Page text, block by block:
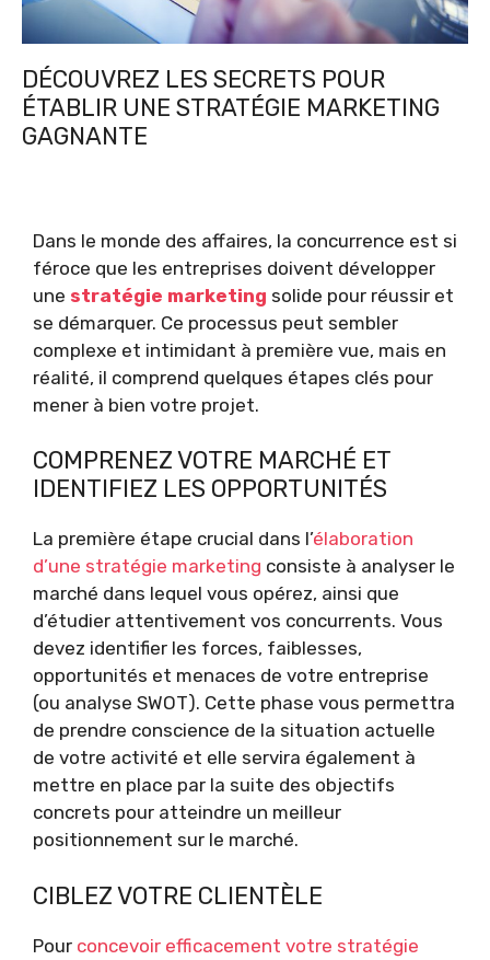
DÉCOUVREZ LES SECRETS POUR
ÉTABLIR UNE STRATÉGIE MARKETING
GAGNANTE
Dans le monde des affaires, la concurrence est si
féroce que les entreprises doivent développer
une stratégie marketing solide pour réussir et
se démarquer. Ce processus peut sembler
complexe et intimidant à première vue, mais en
réalité, il comprend quelques étapes clés pour
mener à bien votre projet.
COMPRENEZ VOTRE MARCHÉ ET
IDENTIFIEZ LES OPPORTUNITÉS
La première étape crucial dans l’élaboration
d’une stratégie marketing consiste à analyser le
marché dans lequel vous opérez, ainsi que
d’étudier attentivement vos concurrents. Vous
devez identifier les forces, faiblesses,
opportunités et menaces de votre entreprise
(ou analyse SWOT). Cette phase vous permettra
de prendre conscience de la situation actuelle
de votre activité et elle servira également à
mettre en place par la suite des objectifs
concrets pour atteindre un meilleur
positionnement sur le marché.
CIBLEZ VOTRE CLIENTÈLE
Pour concevoir efficacement votre stratégie